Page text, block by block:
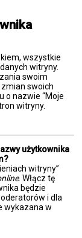
wszystkie
witryny.
swoim
swoich
o nazwie “Moje
witryny.
użytkownika
witryny”
. Włącz tę
będzie
i dla
wykazana w